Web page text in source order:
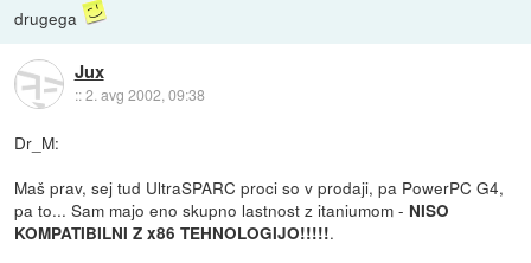
drugega
Jux
::2. avg 2002, 09:38
Dr_M:
Maš prav, sej tud UltraSPARC proci so v prodaji, pa PowerPC G4,
pa to... Sam majo eno skupno lastnost z itaniumom - NISO
KOMPATIBILNI Z x86 TEHNOLOGIJO!!!!!.